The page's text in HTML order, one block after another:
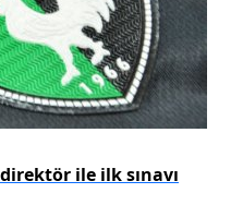
ile ilk sınavı